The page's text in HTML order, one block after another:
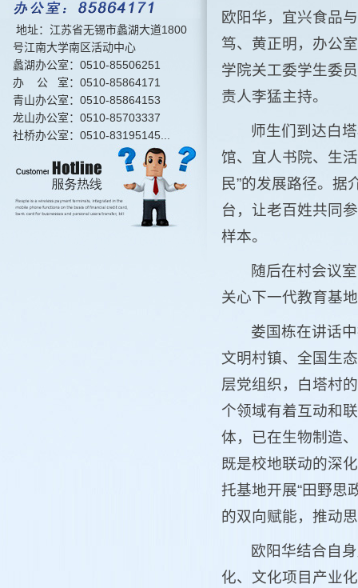
地址：江苏省无锡市蠡湖大道1800
号江南大学南区活动中心
蠡湖办公室：0510-85506251
办 公 室：0510-85864171
青山办公室：0510-85864153
龙山办公室：0510-85703337
社桥办公室：0510-83195145...
欧阳华，宜兴食品
笃、黄正明，办公
学院关工委学生委
责人李猛主持。
师生们到达白
馆、宜人书院、生
民”的发展路径。
台，让老百姓共同
样本。
随后在村会议
关心下一代教育基
娄国栋在讲话
文明村镇、全国生
层党组织，白塔村
个领域有着互动和
体，已在生物制造
既是校地联动的深
托基地开展“田野思
的双向赋能，推动
欧阳华结合自
化、文化项目产业